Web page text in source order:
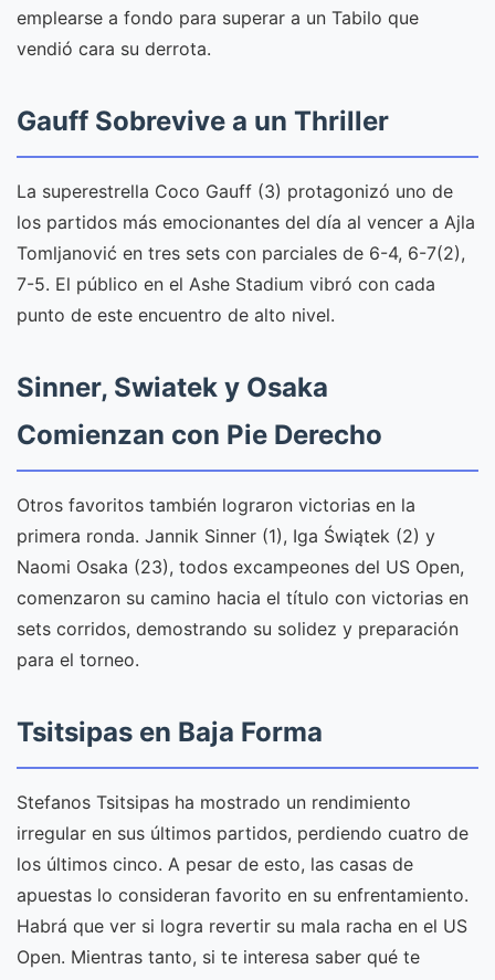
emplearse a fondo para superar a un Tabilo que
vendió cara su derrota.
Gauff Sobrevive a un Thriller
La superestrella Coco Gauff (3) protagonizó uno de
los partidos más emocionantes del día al vencer a Ajla
Tomljanović en tres sets con parciales de 6-4, 6-7(2),
7-5. El público en el Ashe Stadium vibró con cada
punto de este encuentro de alto nivel.
Sinner, Swiatek y Osaka
Comienzan con Pie Derecho
Otros favoritos también lograron victorias en la
primera ronda. Jannik Sinner (1), Iga Świątek (2) y
Naomi Osaka (23), todos excampeones del US Open,
comenzaron su camino hacia el título con victorias en
sets corridos, demostrando su solidez y preparación
para el torneo.
Tsitsipas en Baja Forma
Stefanos Tsitsipas ha mostrado un rendimiento
irregular en sus últimos partidos, perdiendo cuatro de
los últimos cinco. A pesar de esto, las casas de
apuestas lo consideran favorito en su enfrentamiento.
Habrá que ver si logra revertir su mala racha en el US
Open. Mientras tanto, si te interesa saber qué te